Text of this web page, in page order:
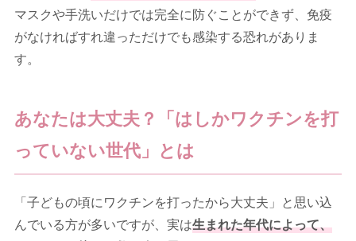
マスクや手洗いだけでは完全に防ぐことができず、免疫
がなければすれ違っただけでも感染する恐れがありま
す。
あなたは大丈夫？「はしかワクチンを打
っていない世代」とは
「子どもの頃にワクチンを打ったから大丈夫」と思い込
んでいる方が多いですが、実は生まれた年代によって、